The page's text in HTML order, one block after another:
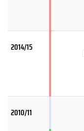
2014/15
2010/11